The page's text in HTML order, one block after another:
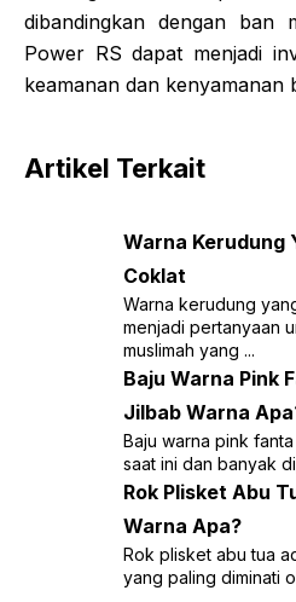
dibandingkan dengan ban
Power RS dapat menjadi
keamanan dan kenyamanan
Artikel Terkait
Warna Kerudung
Coklat
Warna kerudung
menjadi pertanyaan
muslimah yang ...
Baju Warna Pink
Jilbab Warna
Baju warna pink
saat ini dan banyak
Rok Plisket Abu
Warna Apa?
Rok plisket abu tua
yang paling diminati